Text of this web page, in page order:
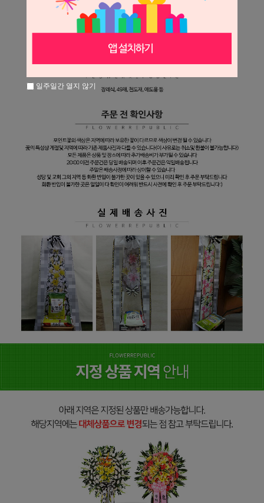
일주일간 열지 않기